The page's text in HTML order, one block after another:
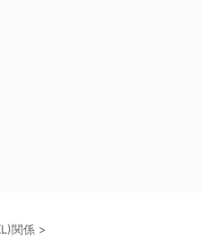
関係 >